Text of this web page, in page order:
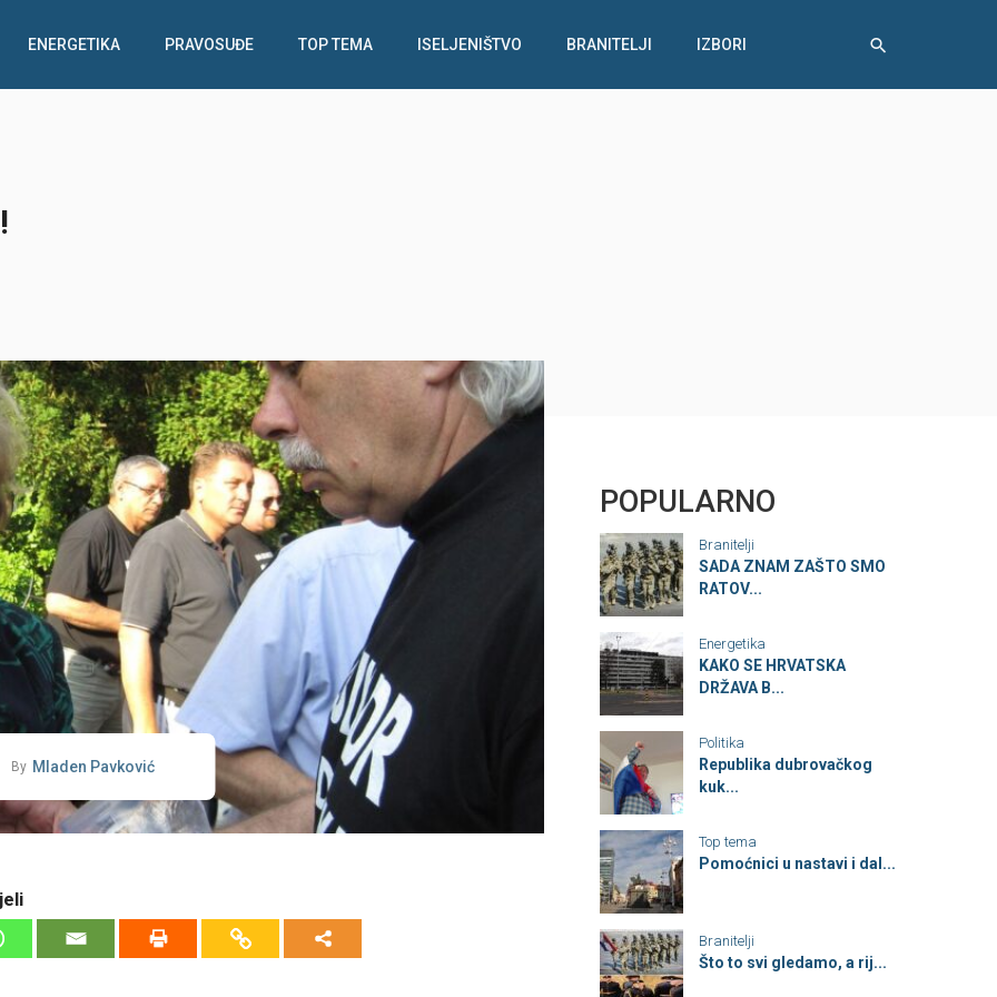
ENERGETIKA PRAVOSUĐE TOP TEMA ISELJENIŠTVO BRANITELJI IZBORI
By Mladen Pavković
POPULARNO
Branitelji
SADA ZNAM ZAŠTO SMO
RATOV...
Energetika
KAKO SE HRVATSKA
DRŽAVA B...
Politika
Republika dubrovačkog
kuk...
Top tema
Pomoćnici u nastavi i dal...
Branitelji
Što to svi gledamo, a rij...